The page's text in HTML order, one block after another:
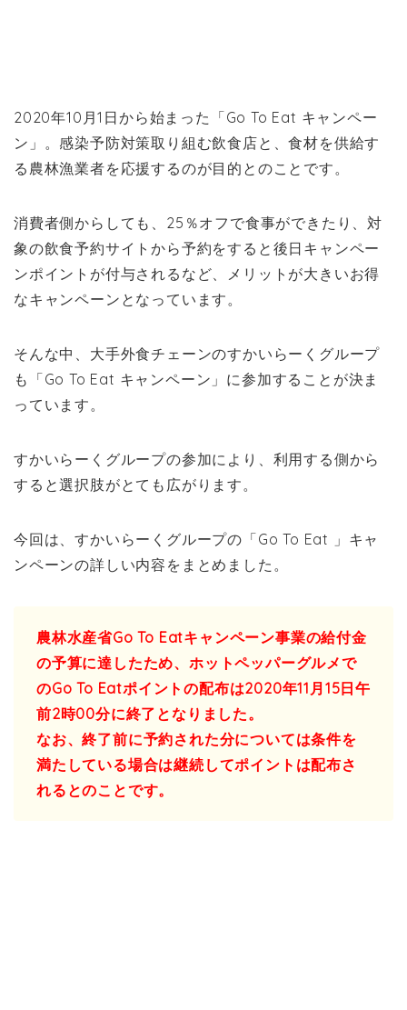
2020年10月1日から始まった「Go To Eat キャンペー
ン」。感染予防対策取り組む飲食店と、食材を供給す
る農林漁業者を応援するのが目的とのことです。
消費者側からしても、25％オフで食事ができたり、対
象の飲食予約サイトから予約をすると後日キャンペー
ンポイントが付与されるなど、メリットが大きいお得
なキャンペーンとなっています。
そんな中、大手外食チェーンのすかいらーくグループ
も「Go To Eat キャンペーン」に参加することが決ま
っています。
すかいらーくグループの参加により、利用する側から
すると選択肢がとても広がります。
今回は、すかいらーくグループの「Go To Eat 」キャ
ンペーンの詳しい内容をまとめました。
農林水産省Go To Eatキャンペーン事業の給付金
の予算に達したため、ホットペッパーグルメで
のGo To Eatポイントの配布は2020年11月15日午
前2時00分に終了となりました。
なお、終了前に予約された分については条件を
満たしている場合は継続してポイントは配布さ
れるとのことです。